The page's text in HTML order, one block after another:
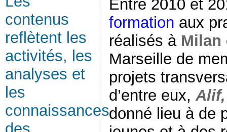
contenus
reflètent les
activités, les
analyses et
les
connaissances
Entre 2010 et
formation aux
réalisés à Milan
Marseille de
projets
d’entre eux,
donné lieu à de